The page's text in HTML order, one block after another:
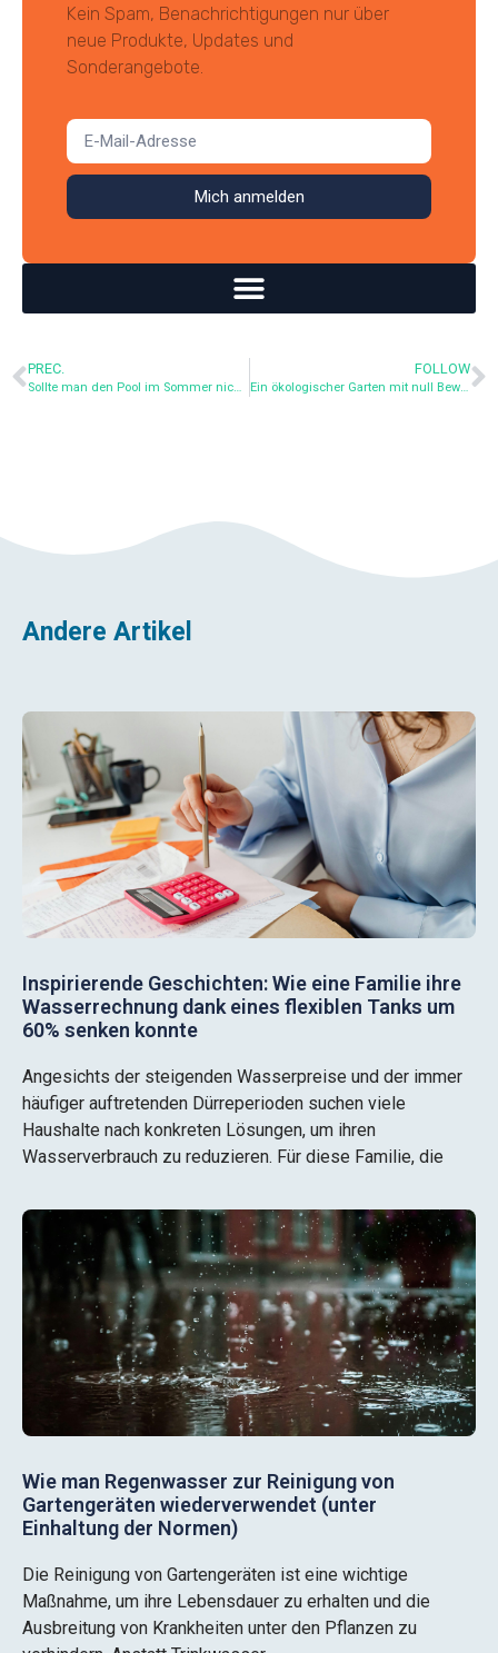
Kein Spam, Benachrichtigungen nur über
neue Produkte, Updates und
Sonderangebote.
Mich anmelden
PREC.
Sollte man den Pool im Sommer nicht mehr füllen? Ökologische Alternativen, die Sie kennen sollten
FOLLOW
Ein ökologischer Garten mit null Bewässerung: eine mögliche Mission?
Andere Artikel
Inspirierende Geschichten: Wie eine Familie ihre
Wasserrechnung dank eines flexiblen Tanks um
60% senken konnte
Angesichts der steigenden Wasserpreise und der immer
häufiger auftretenden Dürreperioden suchen viele
Haushalte nach konkreten Lösungen, um ihren
Wasserverbrauch zu reduzieren. Für diese Familie, die
Wie man Regenwasser zur Reinigung von
Gartengeräten wiederverwendet (unter
Einhaltung der Normen)
Die Reinigung von Gartengeräten ist eine wichtige
Maßnahme, um ihre Lebensdauer zu erhalten und die
Ausbreitung von Krankheiten unter den Pflanzen zu